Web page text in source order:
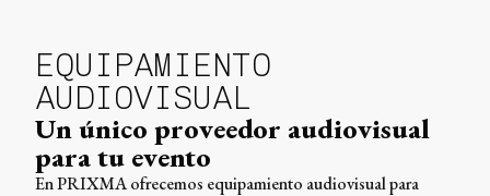
EQUIPAMIENTO
AUDIOVISUAL
Un único proveedor audiovisual
para tu evento
En PRIXMA ofrecemos equipamiento audiovisual para